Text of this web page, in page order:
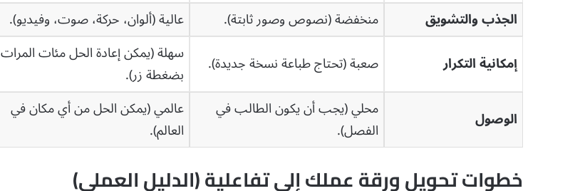
الجذب والتشويق
منخفضة (نصوص وصور ثابتة).
عالية (ألوان، حركة، صوت، وفيديو).
إمكانية التكرار
صعبة (تحتاج طباعة نسخة جديدة).
سهلة (يمكن إعادة الحل مئات المرات
بضغطة زر).
الوصول
محلي (يجب أن يكون الطالب في
الفصل).
عالمي (يمكن الحل من أي مكان في
العالم).
خطوات تحويل ورقة عملك إلى تفاعلية (الدليل العملي)